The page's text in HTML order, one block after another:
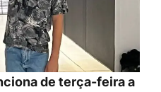
de terça-feira a